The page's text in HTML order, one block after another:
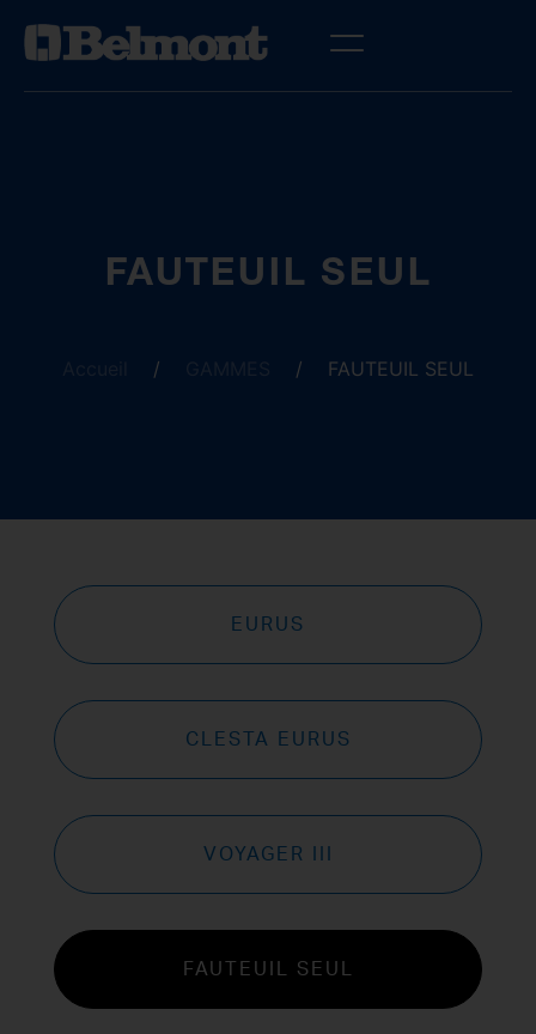
FAUTEUIL SEUL
/ / FAUTEUIL SEUL
EURUS
CLESTA EURUS
VOYAGER III
FAUTEUIL SEUL